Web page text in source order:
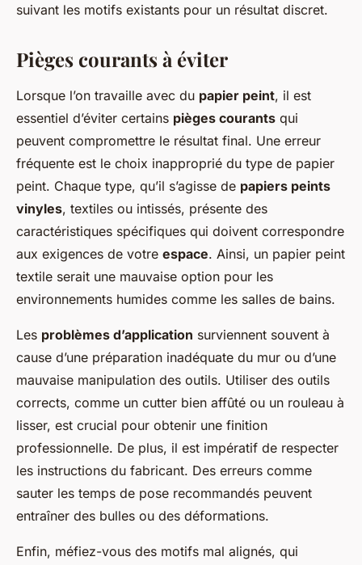
suivant les motifs existants pour un résultat discret.
Pièges courants à éviter
Lorsque l’on travaille avec du papier peint, il est
essentiel d’éviter certains pièges courants qui
peuvent compromettre le résultat final. Une erreur
fréquente est le choix inapproprié du type de papier
peint. Chaque type, qu’il s’agisse de papiers peints
vinyles, textiles ou intissés, présente des
caractéristiques spécifiques qui doivent correspondre
aux exigences de votre espace. Ainsi, un papier peint
textile serait une mauvaise option pour les
environnements humides comme les salles de bains.
Les problèmes d’application surviennent souvent à
cause d’une préparation inadéquate du mur ou d’une
mauvaise manipulation des outils. Utiliser des outils
corrects, comme un cutter bien affûté ou un rouleau à
lisser, est crucial pour obtenir une finition
professionnelle. De plus, il est impératif de respecter
les instructions du fabricant. Des erreurs comme
sauter les temps de pose recommandés peuvent
entraîner des bulles ou des déformations.
Enfin, méfiez-vous des motifs mal alignés, qui